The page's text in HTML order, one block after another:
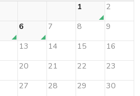
1
2
6 7 8
9
13 14 15
16
20 21 22
23
27 28 29
30